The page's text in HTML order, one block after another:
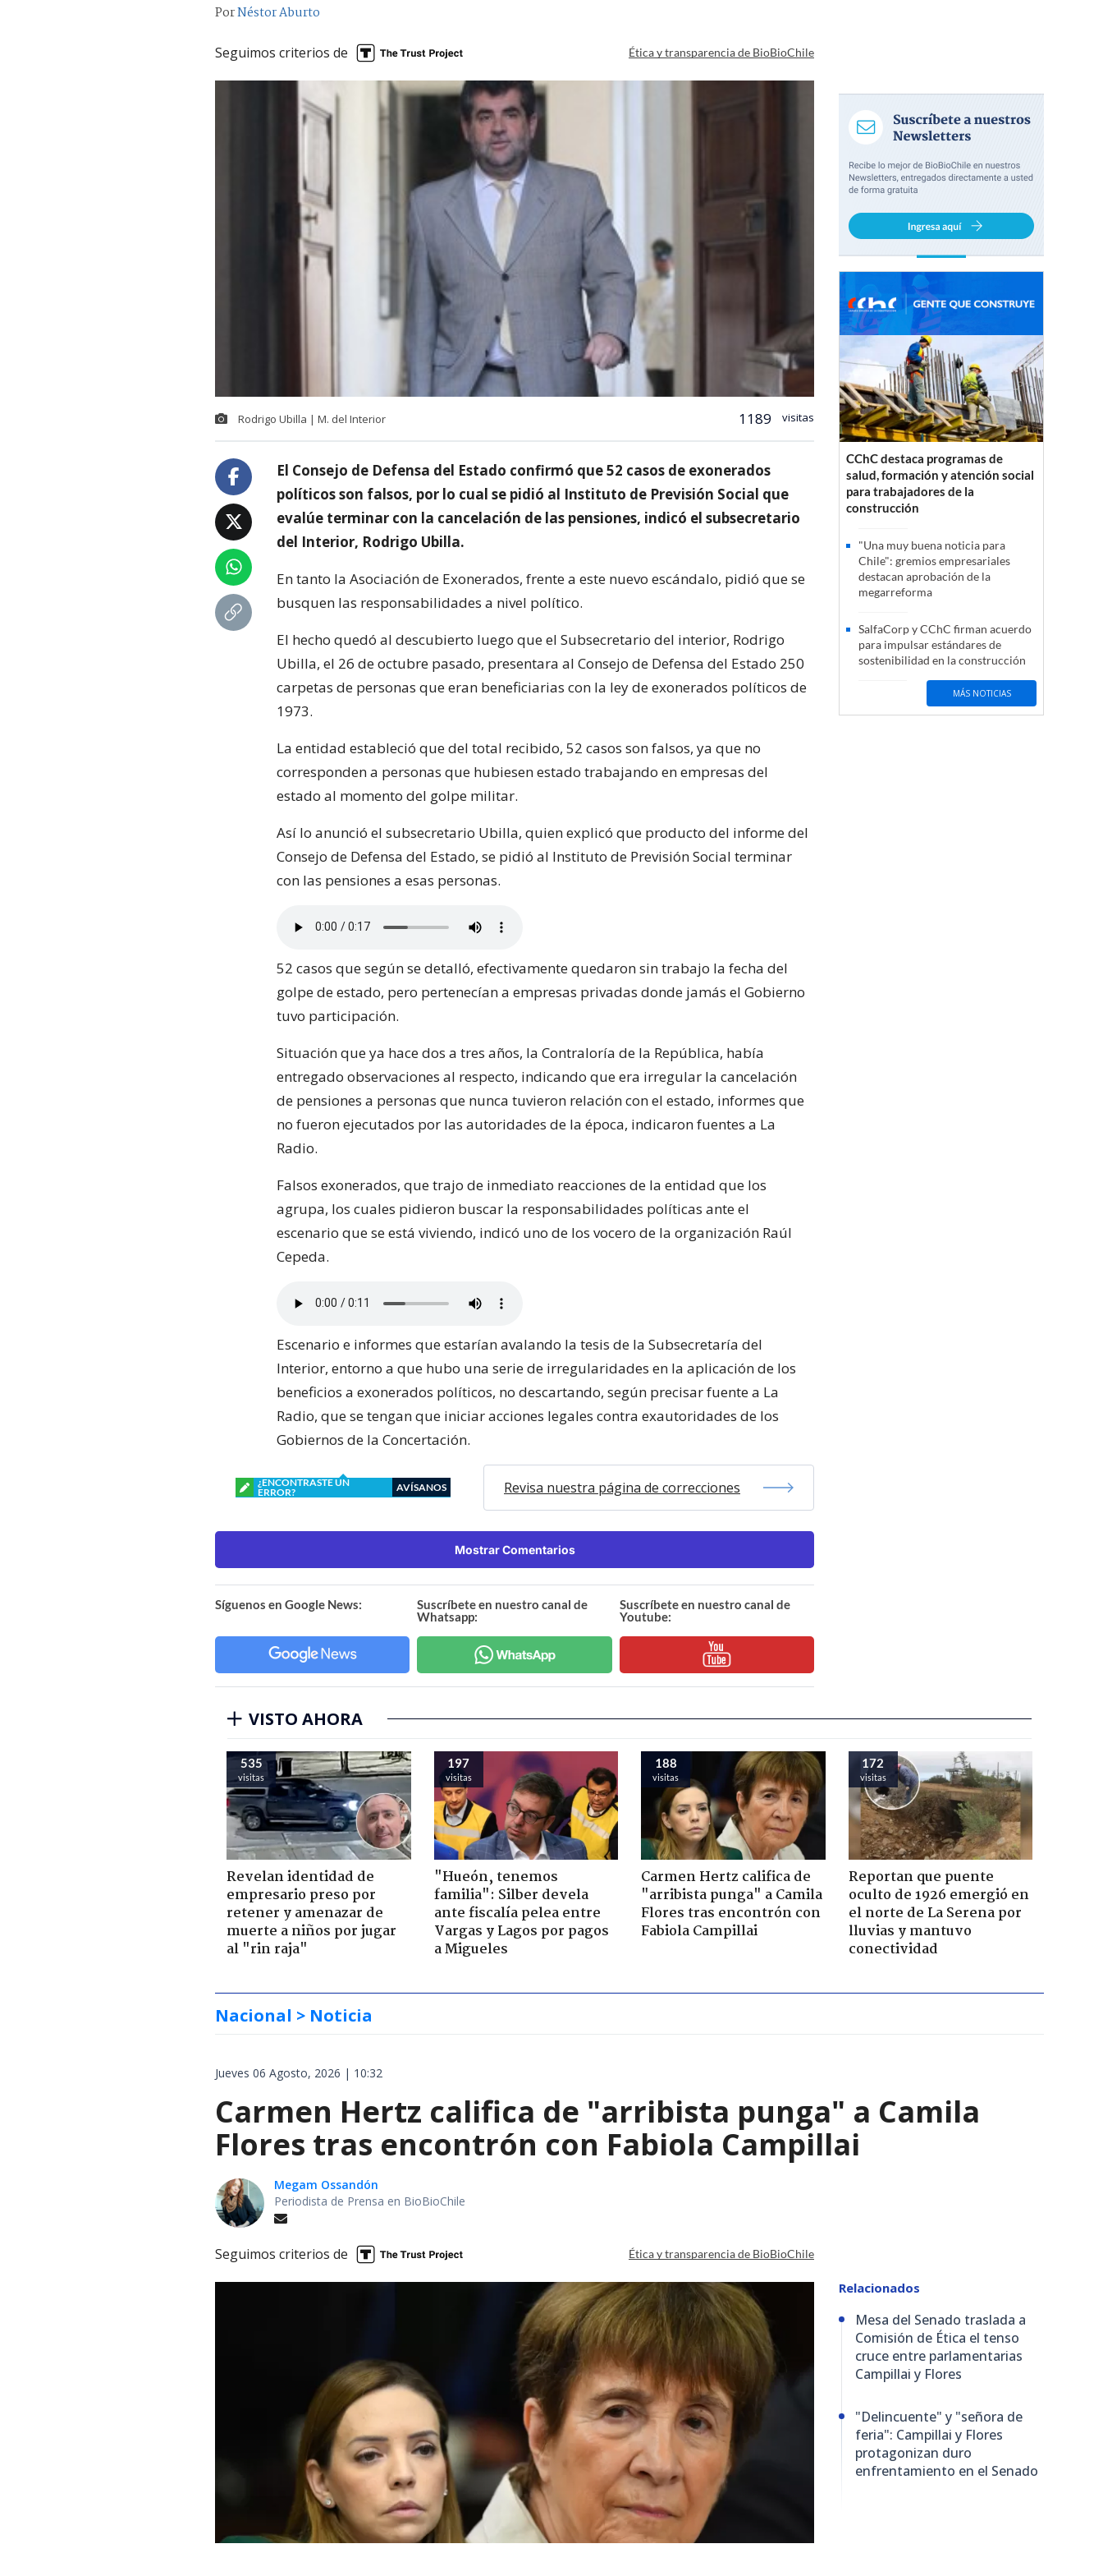
PorNéstor Aburto
Seguimos criterios de Ética y transparencia de BioBioChile
Rodrigo Ubilla | M. del Interior 1189 visitas
El Consejo de Defensa del Estado confirmó que 52 casos de exonerados
políticos son falsos, por lo cual se pidió al Instituto de Previsión Social que
evalúe terminar con la cancelación de las pensiones, indicó el subsecretario
del Interior, Rodrigo Ubilla.
En tanto la Asociación de Exonerados, frente a este nuevo escándalo, pidió que se
busquen las responsabilidades a nivel político.
El hecho quedó al descubierto luego que el Subsecretario del interior, Rodrigo
Ubilla, el 26 de octubre pasado, presentara al Consejo de Defensa del Estado 250
carpetas de personas que eran beneficiarias con la ley de exonerados políticos de
1973.
La entidad estableció que del total recibido, 52 casos son falsos, ya que no
corresponden a personas que hubiesen estado trabajando en empresas del
estado al momento del golpe militar.
Así lo anunció el subsecretario Ubilla, quien explicó que producto del informe del
Consejo de Defensa del Estado, se pidió al Instituto de Previsión Social terminar
con las pensiones a esas personas.
52 casos que según se detalló, efectivamente quedaron sin trabajo la fecha del
golpe de estado, pero pertenecían a empresas privadas donde jamás el Gobierno
tuvo participación.
Situación que ya hace dos a tres años, la Contraloría de la República, había
entregado observaciones al respecto, indicando que era irregular la cancelación
de pensiones a personas que nunca tuvieron relación con el estado, informes que
no fueron ejecutados por las autoridades de la época, indicaron fuentes a La
Radio.
Falsos exonerados, que trajo de inmediato reacciones de la entidad que los
agrupa, los cuales pidieron buscar la responsabilidades políticas ante el
escenario que se está viviendo, indicó uno de los vocero de la organización Raúl
Cepeda.
Escenario e informes que estarían avalando la tesis de la Subsecretaría del
Interior, entorno a que hubo una serie de irregularidades en la aplicación de los
beneficios a exonerados políticos, no descartando, según precisar fuente a La
Radio, que se tengan que iniciar acciones legales contra exautoridades de los
Gobiernos de la Concertación.
¿ENCONTRASTE UN
ERROR?
AVÍSANOS Revisa nuestra página de correcciones
Mostrar Comentarios
Síguenos en Google News:
Suscríbete en nuestro canal de
Whatsapp:
Suscríbete en nuestro canal de
Youtube:
CChC destaca programas de
salud, formación y atención social
para trabajadores de la
construcción
"Una muy buena noticia para
Chile": gremios empresariales
destacan aprobación de la
megarreforma
SalfaCorp y CChC firman acuerdo
para impulsar estándares de
sostenibilidad en la construcción
MÁS NOTICIAS
VISTO AHORA
535
visitas
Revelan identidad de
empresario preso por
retener y amenazar de
muerte a niños por jugar
al "rin raja"
197
visitas
"Hueón, tenemos
familia": Silber devela
ante fiscalía pelea entre
Vargas y Lagos por pagos
a Migueles
188
visitas
Carmen Hertz califica de
"arribista punga" a Camila
Flores tras encontrón con
Fabiola Campillai
172
visitas
Reportan que puente
oculto de 1926 emergió en
el norte de La Serena por
lluvias y mantuvo
conectividad
Nacional > Noticia
Jueves 06 Agosto, 2026 | 10:32
Carmen Hertz califica de "arribista punga" a Camila
Flores tras encontrón con Fabiola Campillai
Megam Ossandón
Periodista de Prensa en BioBioChile
Seguimos criterios de Ética y transparencia de BioBioChile
Relacionados
Mesa del Senado traslada a
Comisión de Ética el tenso
cruce entre parlamentarias
Campillai y Flores
"Delincuente" y "señora de
feria": Campillai y Flores
protagonizan duro
enfrentamiento en el Senado